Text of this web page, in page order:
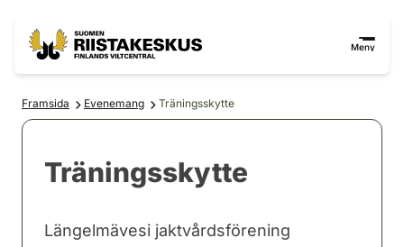
Meny
Framsida Evenemang Träningsskytte
Träningsskytte
Längelmävesi jaktvårdsförening